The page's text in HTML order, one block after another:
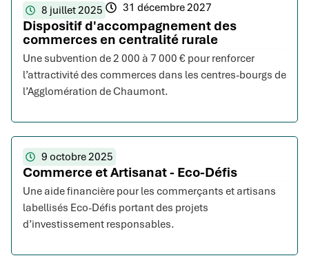
8 juillet 2025 31 décembre 2027
Dispositif d'accompagnement des
commerces en centralité rurale
Une subvention de 2 000 à 7 000 € pour renforcer
l’attractivité des commerces dans les centres-bourgs de
l’Agglomération de Chaumont.
9 octobre 2025
Commerce et Artisanat - Eco-Défis
Une aide financière pour les commerçants et artisans
labellisés Eco-Défis portant des projets
d’investissement responsables.